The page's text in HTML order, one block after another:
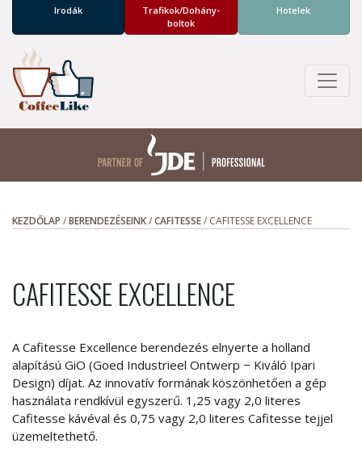
Irodák
Trafikok/­Dohány­
boltok
Hotelek
KEZDŐLAP /BERENDEZÉSEINK/CAFITESSE/ CAFITESSE EXCELLENCE
CAFITESSE EXCELLENCE
A Cafitesse Excellence berendezés elnyerte a holland
alapítású GiO (Goed Industrieel Ontwerp − Kiváló Ipari
Design) díjat. Az innovatív formának köszönhetően a gép
használata rendkívül egyszerű. 1,25 vagy 2,0 literes
Cafitesse kávéval és 0,75 vagy 2,0 literes Cafitesse tejjel
üzemeltethető.